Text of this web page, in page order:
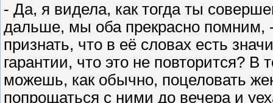
- Да, я видела, как тогда ты
дальше, мы оба прекрасно помним,
признать, что в её словах есть
гарантии, что это не повторится?
можешь, как обычно, поцеловать
попрощаться с ними до вечера и